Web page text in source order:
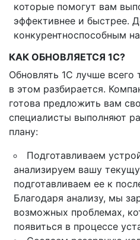
которые помогут вам
эффективнее и быстрее.
конкурентноспособным
КАК ОБНОВЛЯЕТСЯ 1С?
Обновлять 1С лучше всего
в этом разбирается.
готова предложить вам
специалисты выполняют
плану:
Подготавливаем
анализируем вашу
подготавливаем ее к
Благодаря анализу, мы
возможных проблемах,
появиться в процессе